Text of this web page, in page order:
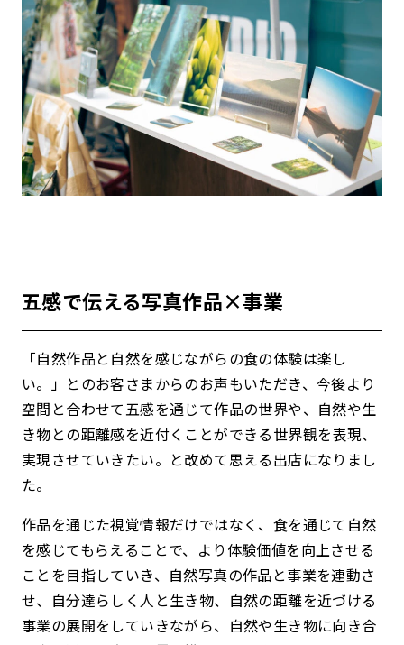
五感で伝える写真作品×事業
「自然作品と自然を感じながらの食の体験は楽し
い。」とのお客さまからのお声もいただき、今後より
空間と合わせて五感を通じて作品の世界や、自然や生
き物との距離感を近付くことができる世界観を表現、
実現させていきたい。と改めて思える出店になりまし
た。
作品を通じた視覚情報だけではなく、食を通じて自然
を感じてもらえることで、より体験価値を向上させる
ことを目指していき、自然写真の作品と事業を連動さ
せ、自分達らしく人と生き物、自然の距離を近づける
事業の展開をしていきながら、自然や生き物に向き合